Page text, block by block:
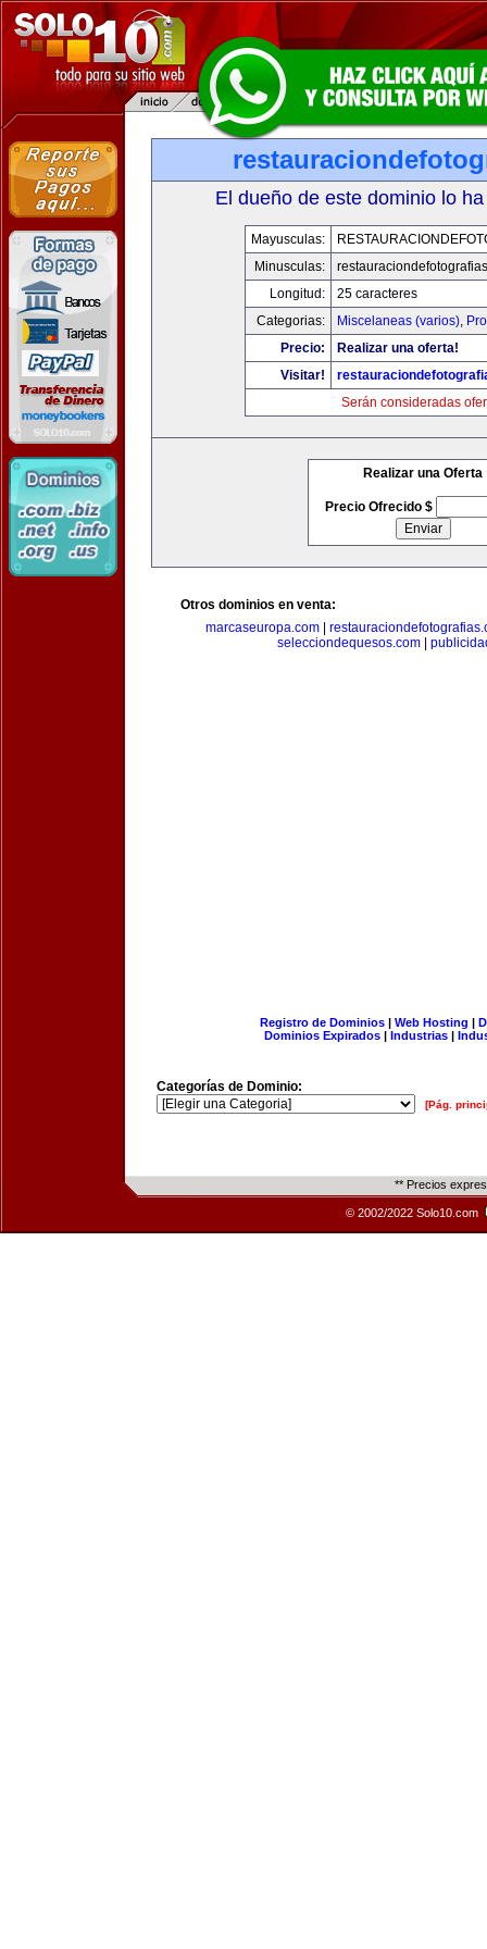
El dueño de este dominio lo
Mayusculas:
Minusculas:
Longitud:
25 caracteres
Categorias:
Miscelaneas (varios),
Precio:
Realizar una oferta!
Visitar!
Serán consideradas
Realizar una Oferta
Precio Ofrecido $
Otros dominios en venta:
marcaseuropa.com|
selecciondequesos.com|
Registro de Dominios| Web Hosting |
Dominios Expirados | Industrias |
Categorías de Dominio:
[Pág.
** Precios
© 2002/2022 Solo10.com